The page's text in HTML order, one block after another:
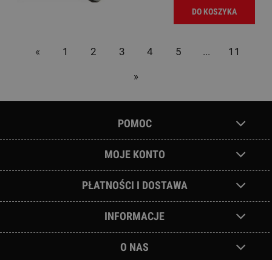
DO KOSZYKA
« 1 2 3 4 5 ... 11
»
POMOC
MOJE KONTO
PŁATNOŚCI I DOSTAWA
INFORMACJE
O NAS